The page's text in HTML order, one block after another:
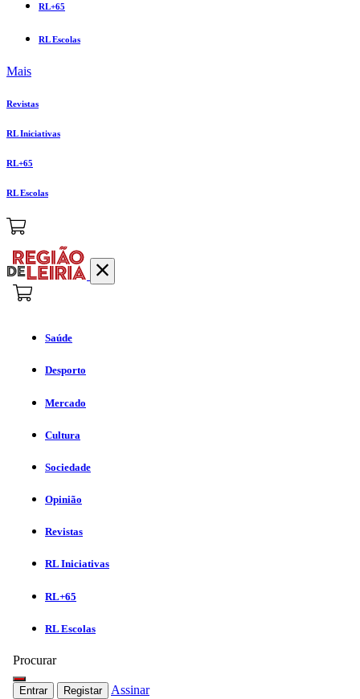
RL+65
RL Escolas
Mais
Revistas
RL Iniciativas
RL+65
RL Escolas
Saúde
Desporto
Mercado
Cultura
Sociedade
Opinião
Revistas
RL Iniciativas
RL+65
RL Escolas
Procurar
Entrar Registar Assinar